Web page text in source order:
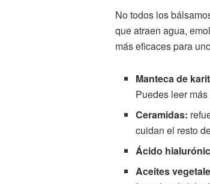
No todos los
que atraen agua,
más eficaces para
Manteca de
Puedes leer
Ceramidas:
cuidan el resto
Ácido
Aceites